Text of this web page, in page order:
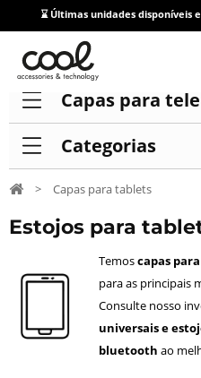
⌛ Últimas unidades disponíveis
Capas para
Categorias
> Capas para tablets
Estojos para
Temoscapas
para as principais
Consulte nosso
universais e
bluetooth ao